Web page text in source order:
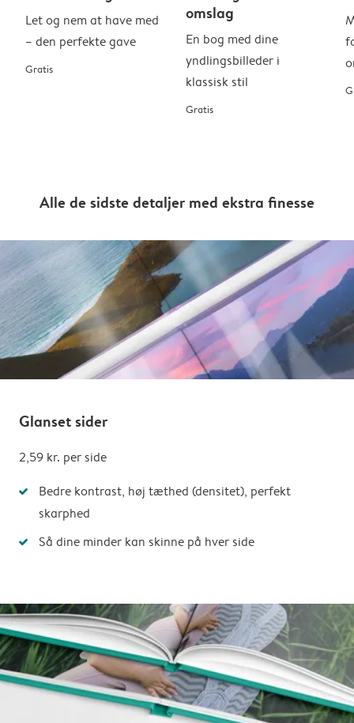
Let og nem at have med
– den perfekte gave
Gratis
omslag
En bog med dine
yndlingsbilleder i
klassisk stil
Gratis
Alle de sidste detaljer med ekstra finesse
Glanset sider
2,59 kr. per side
Bedre kontrast, høj tæthed (densitet), perfekt
skarphed
Så dine minder kan skinne på hver side